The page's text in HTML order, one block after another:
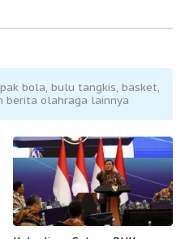
bola, bulu tangkis, basket,
berita olahraga lainnya